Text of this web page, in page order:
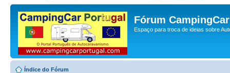
Fórum
Espaço para troca de ideias sobre
Índice do Fórum